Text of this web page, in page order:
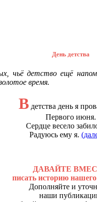
День детства
чьё детство ещё
время.
В детства день я
Первого июня.
Сердце весело
Радуюсь ему я.
ДАВАЙТЕ
писать историю
Дополняйте и
наши